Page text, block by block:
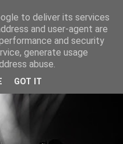
to deliver its services
and user-agent are
and security
generate usage
abuse.
GOT IT